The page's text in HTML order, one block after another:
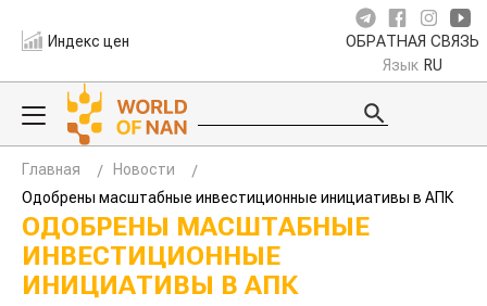
Индекс цен ОБРАТНАЯ СВЯЗЬ
Язык RU
Главная
Новости
Одобрены масштабные инвестиционные инициативы в АПК
ОДОБРЕНЫ МАСШТАБНЫЕ
ИНВЕСТИЦИОННЫЕ
ИНИЦИАТИВЫ В АПК